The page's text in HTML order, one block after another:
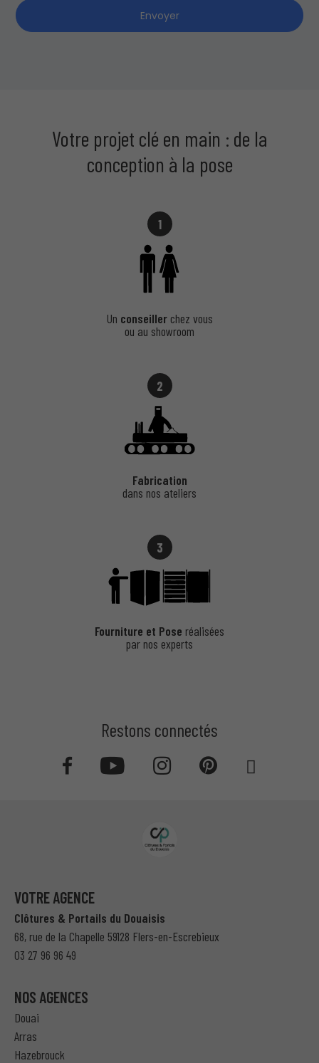
Envoyer
Votre projet clé en main : de la
conception à la pose
1
Un conseillerchez vous
ou au showroom
2
Fabrication
dans nos ateliers
3
Fourniture et Pose réalisées
par nos experts
Restons connectés
VOTRE AGENCE
Clôtures & Portails du Douaisis
68, rue de la Chapelle 59128 Flers-en-Escrebieux
03 27 96 96 49
NOS AGENCES
Douai
Arras
Hazebrouck